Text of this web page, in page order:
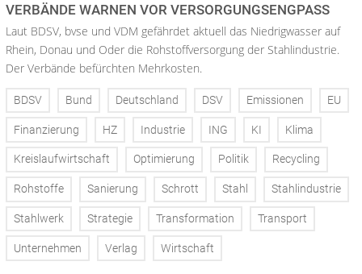
VERBÄNDE WARNEN VOR VERSORGUNGSENGPASS
Laut BDSV, bvse und VDM gefährdet aktuell das Niedrigwasser auf
Rhein, Donau und Oder die Rohstoffversorgung der Stahlindustrie.
Der Verbände befürchten Mehrkosten.
BDSV Bund Deutschland DSV Emissionen EU
Finanzierung HZ Industrie ING KI Klima
Kreislaufwirtschaft Optimierung Politik Recycling
Rohstoffe Sanierung Schrott Stahl Stahlindustrie
Stahlwerk Strategie Transformation Transport
Unternehmen Verlag Wirtschaft